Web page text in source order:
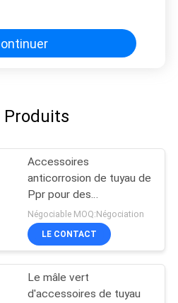
Produits
Accessoires
anticorrosion de tuyau de
Ppr pour des
équipements de piscine
Négociable MOQ:Négociation
LE CONTACT
Le mâle vert
d'accessoires de tuyau